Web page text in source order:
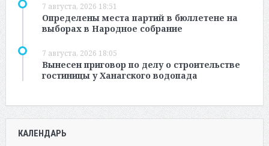
7 августа, 2026 18:51
Определены места партий в бюллетене на
выборах в Народное собрание
7 августа, 2026 18:05
Вынесен приговор по делу о строительстве
гостиницы у Ханагского водопада
КАЛЕНДАРЬ